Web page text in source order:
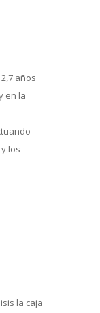
años
en la
los
la caja